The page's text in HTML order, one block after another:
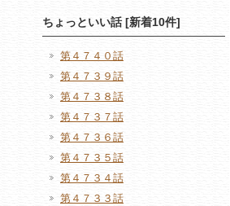
ちょっといい話 [新着10件]
第４７４０話
第４７３９話
第４７３８話
第４７３７話
第４７３６話
第４７３５話
第４７３４話
第４７３３話